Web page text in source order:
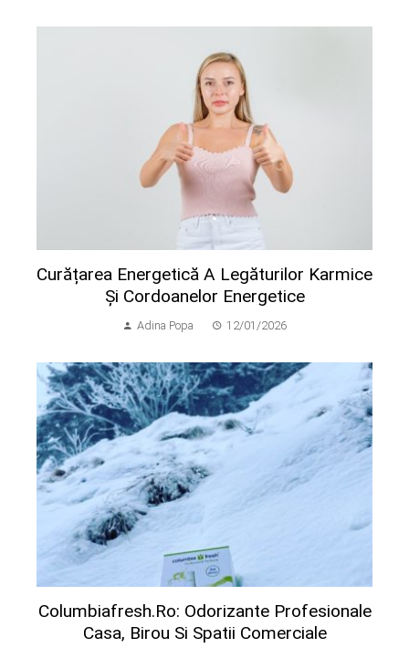
Curățarea Energetică A Legăturilor Karmice
Și Cordoanelor Energetice
Adina Popa 12/01/2026
Columbiafresh.ro: Odorizante Profesionale
Casa, Birou Si Spatii Comerciale